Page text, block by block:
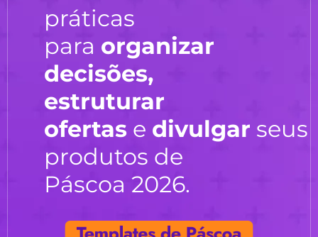
práticas
para organizar
decisões,
estruturar
ofertas e divulgar seus
produtos de
Páscoa 2026.